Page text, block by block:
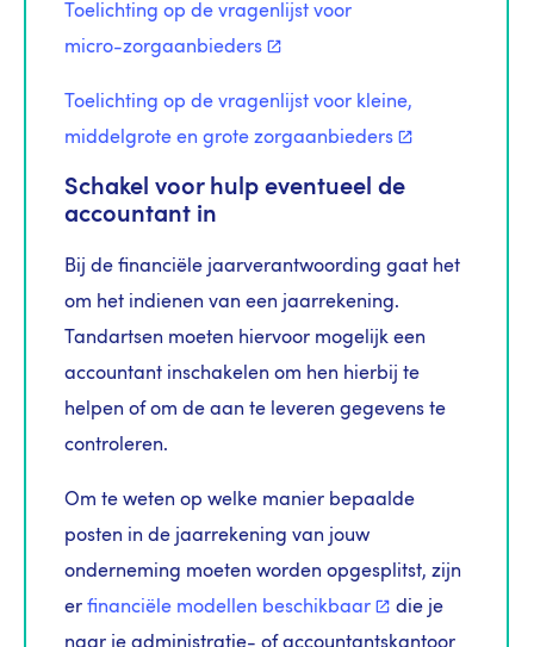
Toelichting op de vragenlijst voor
micro-zorgaanbieders
Toelichting op de vragenlijst voor kleine,
middelgrote en grote zorgaanbieders
Schakel voor hulp eventueel de
accountant in
Bij de financiële jaarverantwoording gaat het
om het indienen van een jaarrekening.
Tandartsen moeten hiervoor mogelijk een
accountant inschakelen om hen hierbij te
helpen of om de aan te leveren gegevens te
controleren.
Om te weten op welke manier bepaalde
posten in de jaarrekening van jouw
onderneming moeten worden opgesplitst, zijn
er financiële modellen beschikbaar
die je
naar je administratie- of accountantskantoor